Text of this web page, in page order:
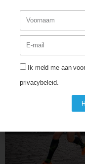
LEES OOK
Ik meld me aan
privacybeleid.